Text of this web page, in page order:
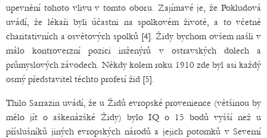
upevnění tohoto vlivu v tomto oboru. Zajímavé je, že Pokludová
uvádí, že lékaři byli účastni na spolkovém životě, a to včetně
charitativních a osvětových spolků [4]. Židy bychom ovšem našli v
málo kontroverzní pozici inženýrů v ostravských dolech a
průmyslových závodech. Někdy kolem roku 1910 zde byl asi každý
osmý představitel těchto profesí žid [5].
Thilo Sarrazin uvádí, že u Židů evropské provenience (většinou by
mělo jít o aškenázšké Židy) bylo IQ o 15 bodů vyšší než u
příslušníků jiných evropských národů a jejich potomků v Severní